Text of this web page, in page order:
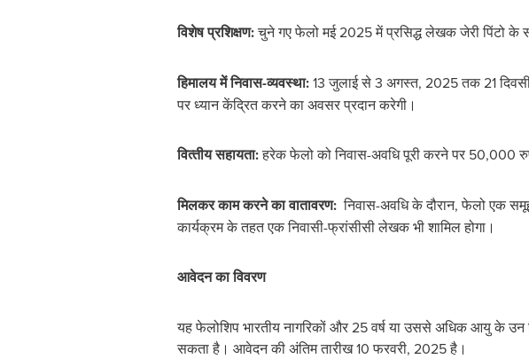
विशेष प्रशिक्षण:चुने गए फेलो मई 2025 में प्रसिद्ध लेखक जेरी पिंटो के
हिमालय में निवास-व्‍यवस्‍था:13 जुलाई से 3 अगस्त, 2025 तक 21
पर ध्यान केंद्रित करने का अवसर प्रदान करेगी।
वित्‍तीय सहायता:हरेक फेलो को निवास-अवधि पूरी करने पर 50,000
मिलकर काम करने का वातावरण:निवास-अवधि के दौरान, फेलो एक
कार्यक्रम के तहत एक निवासी-फ्रांसीसी लेखक भी शामिल होगा।
आवेदन का विवरण
यह फेलोशिप भारतीय नागरिकों और 25 वर्ष या उससे अधिक आयु के
सकता है। आवेदन की अंतिम तारीख 10 फरवरी, 2025 है।